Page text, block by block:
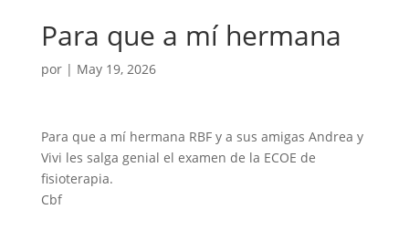
Para que a mí hermana
por | May 19, 2026
Para que a mí hermana RBF y a sus amigas Andrea y
Vivi les salga genial el examen de la ECOE de
fisioterapia.
Cbf